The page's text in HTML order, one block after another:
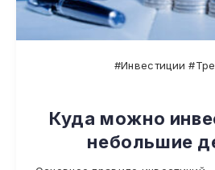
#Инвестиции
Куда можно
небольшие